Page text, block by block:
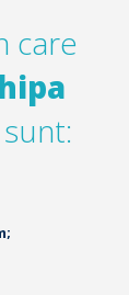
care
sunt: